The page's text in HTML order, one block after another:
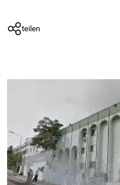
teilen